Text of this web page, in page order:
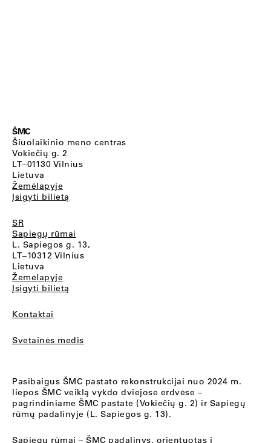
ŠMC
Šiuolaikinio meno centras
Vokiečių g. 2
LT–01130 Vilnius
Lietuva
Žemėlapyje
Įsigyti bilietą
SR
Sapiegų rūmai
L. Sapiegos g. 13,
LT–10312 Vilnius
Lietuva
Žemėlapyje
Įsigyti bilietą
Kontaktai
Svetainės medis
Pasibaigus ŠMC pastato rekonstrukcijai nuo 2024 m.
liepos ŠMC veiklą vykdo dviejose erdvėse –
pagrindiniame ŠMC pastate (Vokiečių g. 2) ir Sapiegų
rūmų padalinyje (L. Sapiegos g. 13).
Sapiegų rūmai – ŠMC padalinys, orientuotas į